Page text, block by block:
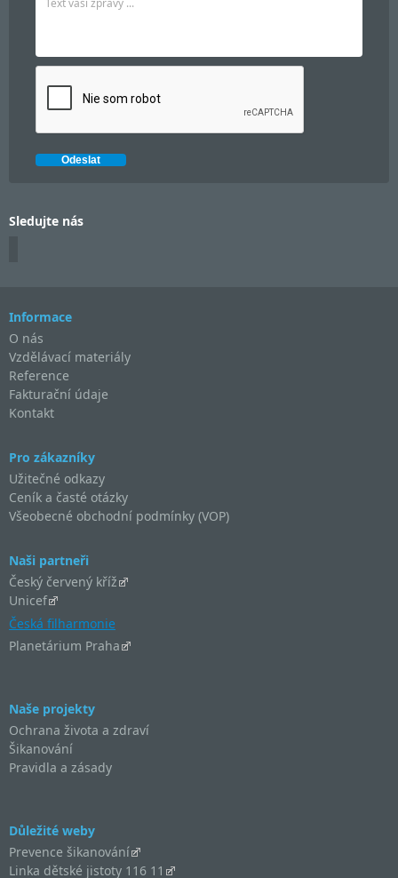
Sledujte nás
Informace
O nás
Vzdělávací materiály
Reference
Fakturační údaje
Kontakt
Pro zákazníky
Užitečné odkazy
Ceník a časté otázky
Všeobecné obchodní podmínky (VOP)
Naši partneři
Český červený kříž
Unicef
Česká filharmonie
Planetárium Praha
Naše projekty
Ochrana života a zdraví
Šikanování
Pravidla a zásady
Důležité weby
Prevence šikanování
Linka dětské jistoty 116 11